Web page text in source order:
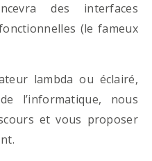
des interfaces
(le fameux
lambda ou éclairé,
l’informatique, nous
et vous proposer